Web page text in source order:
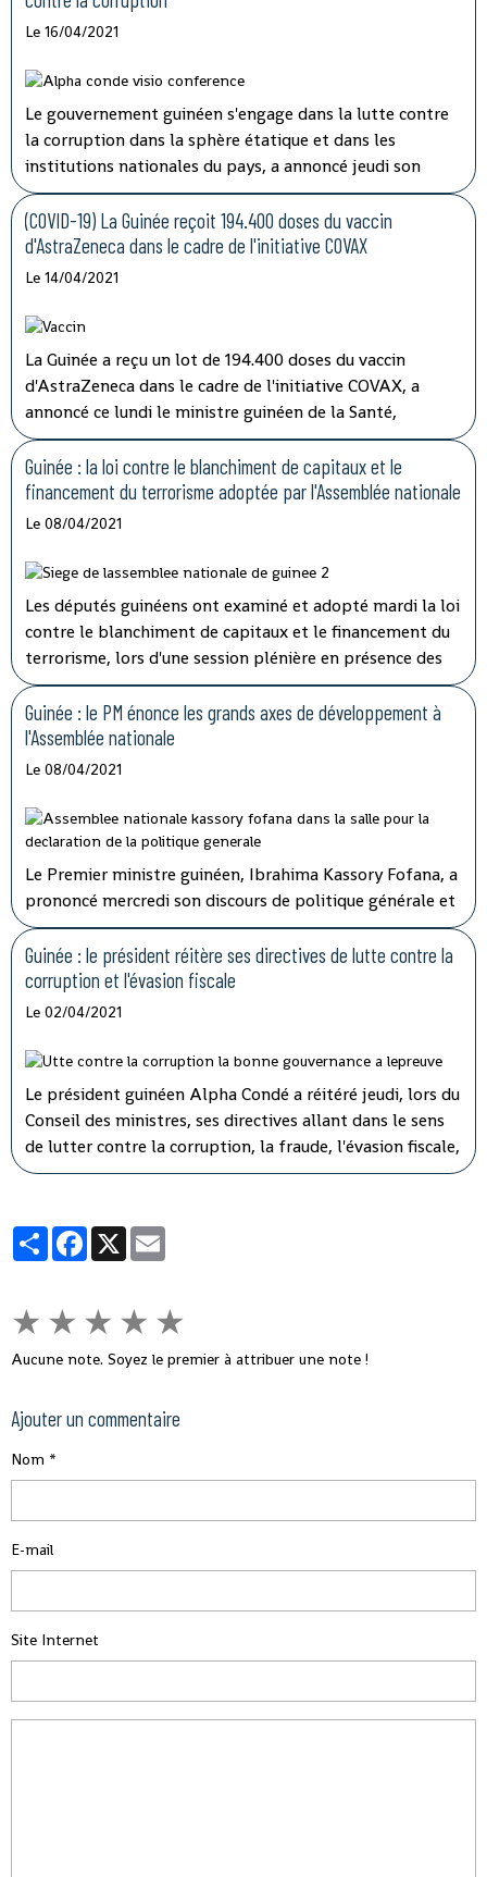
de sécurité sanitaire (ANSS).
Le 16/04/2021
Le gouvernement guinéen s'engage dans la lutte contre
la corruption dans la sphère étatique et dans les
institutions nationales du pays, a annoncé jeudi son
porte-parole, Aboubacar Sylla.Lors de la session
ordinaire du conseil des ministres tenu par
visioconférence, le président Alpha Condé a insisté sur
''la cohérence et la complémentarité qui doivent
les opérations de lutte contre la corruption.
(COVID-19) La Guinée reçoit 194.400 doses du vaccin
d'AstraZeneca dans le cadre de l'initiative COVAX
Le 14/04/2021
La Guinée a reçu un lot de 194.400 doses du vaccin
d'AstraZeneca dans le cadre de l'initiative COVAX, a
annoncé ce lundi le ministre guinéen de la Santé,
médécin général Rémy Lamah à la radio nationale.
Guinée : la loi contre le blanchiment de capitaux et le
financement du terrorisme adoptée par l'Assemblée nationale
Le 08/04/2021
Les députés guinéens ont examiné et adopté mardi la loi
contre le blanchiment de capitaux et le financement du
terrorisme, lors d'une session plénière en présence des
membres du gouvernement.
Guinée : le PM énonce les grands axes de développement à
l'Assemblée nationale
Le 08/04/2021
Le Premier ministre guinéen, Ibrahima Kassory Fofana, a
prononcé mercredi son discours de politique générale et
d'orientation devant les 108 députés présents sur les 114
que compte l'hémicycle guinéen.
Guinée : le président réitère ses directives de lutte contre la
corruption et l'évasion fiscale
Le 02/04/2021
Le président guinéen Alpha Condé a réitéré jeudi, lors du
Conseil des ministres, ses directives allant dans le sens
de lutter contre la corruption, la fraude, l'évasion fiscale,
le népotisme, le laisser-aller et tous ces fléaux qui
développement rapide de son pays.
PartagerFacebook
X
★ ★ ★ ★ ★
Aucune note. Soyez le premier à attribuer une note !
Ajouter un commentaire
Nom
E-mail
Site Internet